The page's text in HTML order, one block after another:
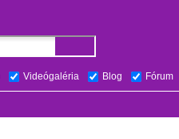
Videógaléria Blog Fórum